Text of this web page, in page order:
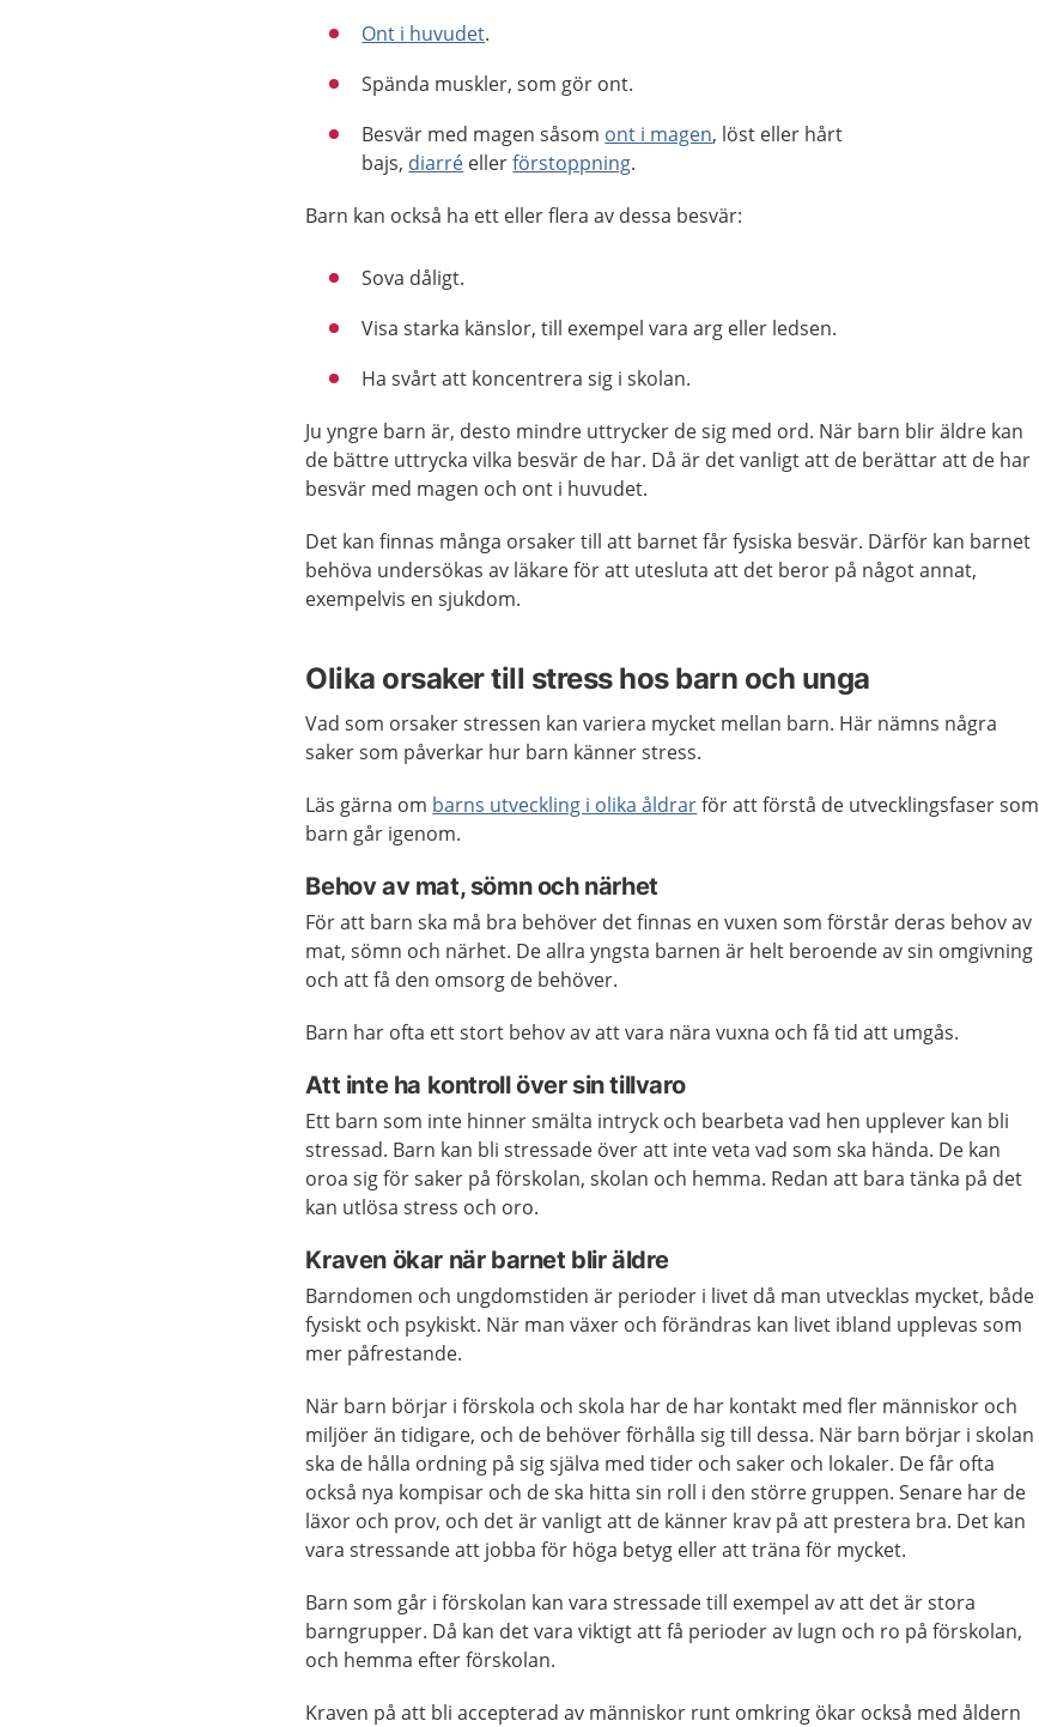
Ont i huvudet.
Spända muskler, som gör ont.
Besvär med magen såsom ont i magen, löst eller hårt
bajs, diarré ellerförstoppning.
Barn kan också ha ett eller flera av dessa besvär:
Sova dåligt.
Visa starka känslor, till exempel vara arg eller ledsen.
Ha svårt att koncentrera sig i skolan.
Ju yngre barn är, desto mindre uttrycker de sig med ord. När barn blir äldre kan
de bättre uttrycka vilka besvär de har. Då är det vanligt att de berättar att de har
besvär med magen och ont i huvudet.
Det kan finnas många orsaker till att barnet får fysiska besvär. Därför kan barnet
behöva undersökas av läkare för att utesluta att det beror på något annat,
exempelvis en sjukdom.
Olika orsaker till stress hos barn och unga
Vad som orsaker stressen kan variera mycket mellan barn. Här nämns några
saker som påverkar hur barn känner stress.
Läs gärna om barns utveckling i olika åldrarför att förstå de utvecklingsfaser som
barn går igenom.
Behov av mat, sömn och närhet
För att barn ska må bra behöver det finnas en vuxen som förstår deras behov av
mat, sömn och närhet. De allra yngsta barnen är helt beroende av sin omgivning
och att få den omsorg de behöver.
Barn har ofta ett stort behov av att vara nära vuxna och få tid att umgås.
Att inte ha kontroll över sin tillvaro
Ett barn som inte hinner smälta intryck och bearbeta vad hen upplever kan bli
stressad. Barn kan bli stressade över att inte veta vad som ska hända. De kan
oroa sig för saker på förskolan, skolan och hemma. Redan att bara tänka på det
kan utlösa stress och oro.
Kraven ökar när barnet blir äldre
Barndomen och ungdomstiden är perioder i livet då man utvecklas mycket, både
fysiskt och psykiskt. När man växer och förändras kan livet ibland upplevas som
mer påfrestande.
När barn börjar i förskola och skola har de har kontakt med fler människor och
miljöer än tidigare, och de behöver förhålla sig till dessa. När barn börjar i skolan
ska de hålla ordning på sig själva med tider och saker och lokaler. De får ofta
också nya kompisar och de ska hitta sin roll i den större gruppen. Senare har de
läxor och prov, och det är vanligt att de känner krav på att prestera bra. Det kan
vara stressande att jobba för höga betyg eller att träna för mycket.
Barn som går i förskolan kan vara stressade till exempel av att det är stora
barngrupper. Då kan det vara viktigt att få perioder av lugn och ro på förskolan,
och hemma efter förskolan.
Kraven på att bli accepterad av människor runt omkring ökar också med åldern